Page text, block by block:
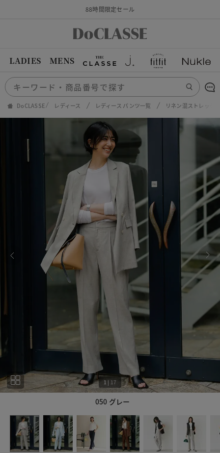
88時間限定セール
LADIES MENS
DoCLASSE レディース レディース パンツ一覧 リネン混ストレッチ
050 グレー
1 | 17